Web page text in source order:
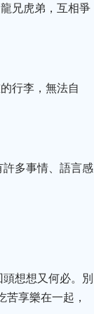
兄虎弟，互相爭
行李，無法自
多事情、語言感
想想又何必。別
享樂在一起，